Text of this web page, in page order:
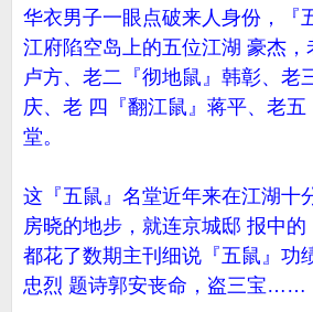
华衣男子一眼点破来人身份，『
江府陷空岛上的五位江湖 豪杰，
卢方、老二『彻地鼠』韩彰、老
庆、老 四『翻江鼠』蒋平、老五
堂。
这『五鼠』名堂近年来在江湖十
房晓的地步，就连京城邸 报中的
都花了数期主刊细说『五鼠』功
忠烈 题诗郭安丧命，盗三宝……